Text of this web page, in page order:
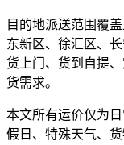
目的地派送范围覆
东新区、徐汇区、
货上门、货到自提
货需求。
本文所有运价仅为
假日、特殊天气、